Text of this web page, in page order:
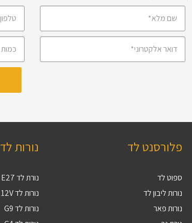
פלורסנט לד
ספוט לד
נורות ליבון לד
נורות פאר
נורות לד
נורת לד E27
נורות לד 12V
נורות לד G9